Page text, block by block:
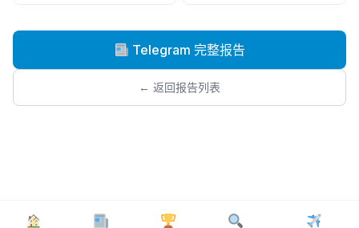
Telegram 完整报告
← 返回报告列表